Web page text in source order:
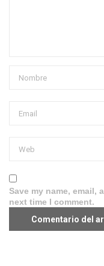
Save my name, email,
next time I comment.